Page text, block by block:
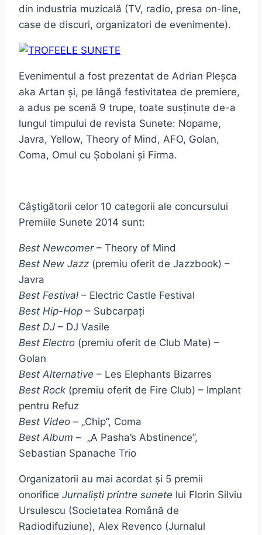
din industria muzicală (TV, radio, presa on-line,
case de discuri, organizatori de evenimente).
Evenimentul a fost prezentat de Adrian Pleșca
aka Artan şi, pe lângă festivitatea de premiere,
a adus pe scenă 9 trupe, toate susținute de-a
lungul timpului de revista Sunete: Nopame,
Javra, Yellow, Theory of Mind, AFO, Golan,
Coma, Omul cu Șobolani și Firma.
Câștigătorii celor 10 categorii ale concursului
Premiile Sunete 2014 sunt:
Best Newcomer– Theory of Mind
Best New Jazz (premiu oferit de Jazzbook) –
Javra
Best Festival – Electric Castle Festival
Best Hip-Hop – Subcarpați
Best DJ – DJ Vasile
Best Electro (premiu oferit de Club Mate) –
Golan
Best Alternative – Les Elephants Bizarres
Best Rock (premiu oferit de Fire Club) – Implant
pentru Refuz
Best Video – „Chip”, Coma
Best Album – „A Pasha’s Abstinence”,
Sebastian Spanache Trio
Organizatorii au mai acordat și 5 premii
onorifice Jurnaliști printre sunete lui Florin Silviu
Ursulescu (Societatea Română de
Radiodifuziune), Alex Revenco (Jurnalul